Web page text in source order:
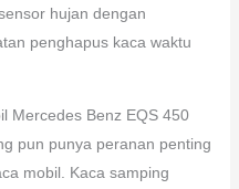
hujan dengan
penghapus kaca waktu
Mercedes Benz EQS 450
pun punya peranan penting
mobil. Kaca samping